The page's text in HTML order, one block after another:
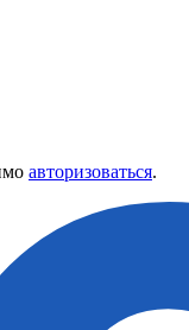
авторизоваться.